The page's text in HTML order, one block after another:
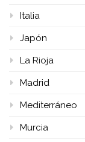
Italia
Japón
La Rioja
Madrid
Mediterráneo
Murcia